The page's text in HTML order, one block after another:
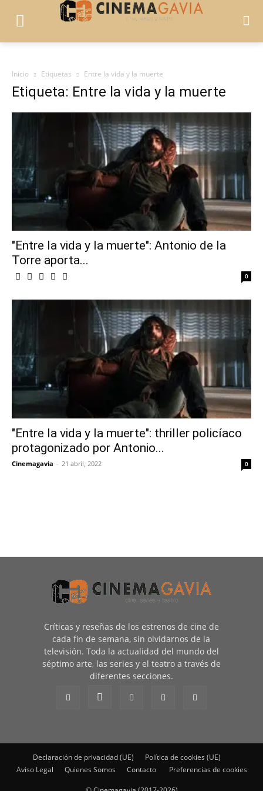
Inicio Etiquetas Entre la vida y la muerte
Etiqueta: Entre la vida y la muerte
"Entre la vida y la muerte": Antonio de la
Torre aporta...
0
"Entre la vida y la muerte": thriller policíaco
protagonizado por Antonio...
Cinemagavia - 21 abril, 2022 0
Críticas y reseñas de los estrenos de cine de
cada fin de semana, sin olvidarnos de la
televisión. Toda la actualidad del mundo del
séptimo arte, las series y el teatro a través de
diferentes secciones.
Declaración de privacidad (UE)
Política de cookies (UE)
Aviso Legal
Quienes Somos Contacto Preferencias de cookies